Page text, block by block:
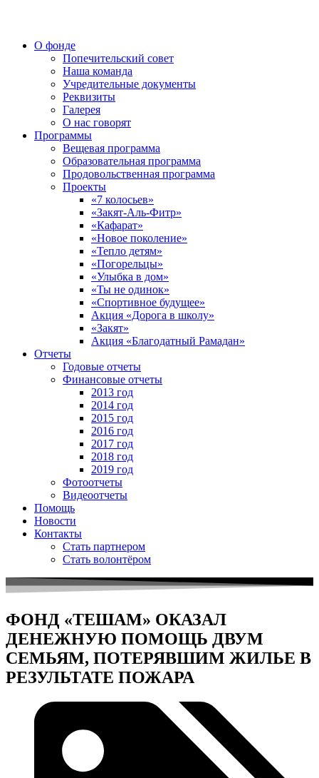
О фонде
Попечительский совет
Наша команда
Учредительные документы
Реквизиты
Галерея
О нас говорят
Программы
Вещевая программа
Образовательная программа
Продовольственная программа
Проекты
«7 колосьев»
«Закят-Аль-Фитр»
«Кафарат»
«Новое поколение»
«Тепло детям»
«Погорельцы»
«Улыбка в дом»
«Ты не одинок»
«Спортивное будущее»
Акция «Дорога в школу»
«Закят»
Акция «Благодатный Рамадан»
Отчеты
Годовые отчеты
Финансовые отчеты
2013 год
2014 год
2015 год
2016 год
2017 год
2018 год
2019 год
Фотоотчеты
Видеоотчеты
Помощь
Новости
Контакты
Стать партнером
Стать волонтёром
ФОНД «ТЕШАМ» ОКАЗАЛ
ДЕНЕЖНУЮ ПОМОЩЬ ДВУМ
СЕМЬЯМ, ПОТЕРЯВШИМ ЖИЛЬЕ В
РЕЗУЛЬТАТЕ ПОЖАРА